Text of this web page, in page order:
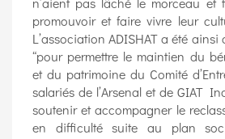
promouvoir et faire vivre leur
L’association ADISHAT a été ainsi
“pour permettre le maintien du
et du patrimoine du Comité
salariés de l’Arsenal et de GIAT
soutenir et accompagner le
en difficulté suite au plan